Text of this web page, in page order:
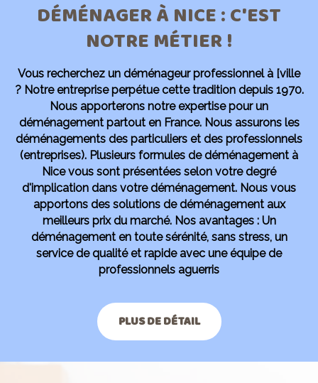
DÉMÉNAGER À NICE : C'EST
NOTRE MÉTIER !
Vous recherchez un déménageur professionnel à [ville
?Notre entreprise perpétue cette tradition depuis 1970.
Nous apporterons notre expertise pour un
déménagement partout en France. Nous assurons les
déménagements des particuliers et des professionnels
(entreprises). Plusieurs formules de déménagement à
Nice vous sont présentées selon votre degré
d'implication dans votre déménagement. Nous vous
apportons des solutions de déménagement aux
meilleurs prix du marché. Nos avantages : Un
déménagement en toute sérénité, sans stress, un
service de qualité et rapide avec une équipe de
professionnels aguerris
PLUS DE DÉTAIL